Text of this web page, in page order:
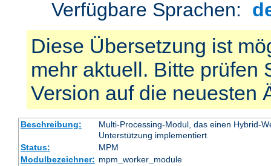
Verfügbare Sprachen:
Diese Übersetzung ist
mehr aktuell. Bitte prüfen
Version auf die neuesten
Beschreibung:
Multi-Processing-Modul, das einen Hybrid-
Unterstützung implementiert
Status:
MPM
Modulbezeichner: mpm_worker_module